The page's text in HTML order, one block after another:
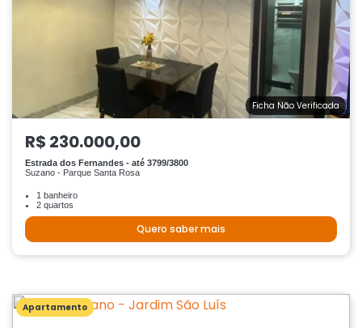
Ficha Não Verificada
R$ 230.000,00
Estrada dos Fernandes - até 3799/3800
Suzano - Parque Santa Rosa
1 banheiro
2 quartos
Quero saber mais
Apartamento